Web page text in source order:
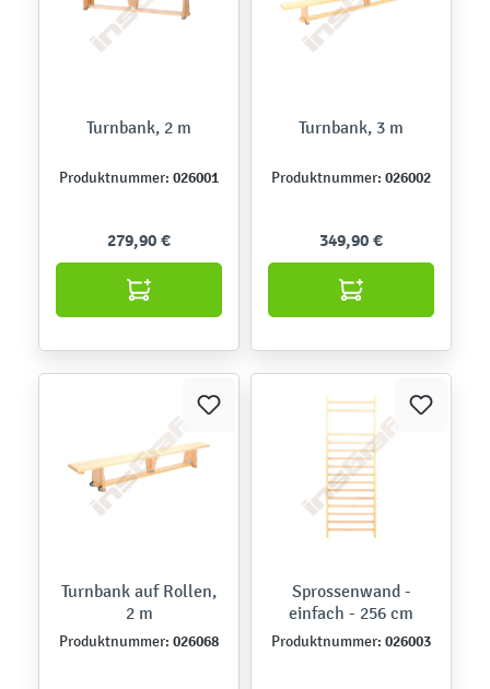
Turnbank, 2 m
Produktnummer: 026001
279,90 €
Turnbank, 3 m
Produktnummer: 026002
349,90 €
Turnbank auf Rollen,
2 m
Produktnummer: 026068
Sprossenwand -
einfach - 256 cm
Produktnummer: 026003